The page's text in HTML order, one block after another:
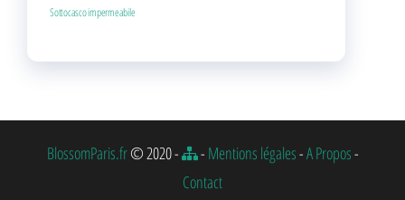
Sottocasco impermeabile
BlossomParis.fr© 2020 - - Mentions légales-A Propos-
Contact